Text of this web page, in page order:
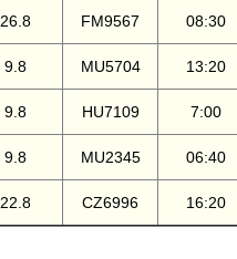
26.8 FM9567 08:30
9.8 MU5704 13:20
9.8 HU7109 7:00
9.8 MU2345 06:40
22.8 CZ6996 16:20